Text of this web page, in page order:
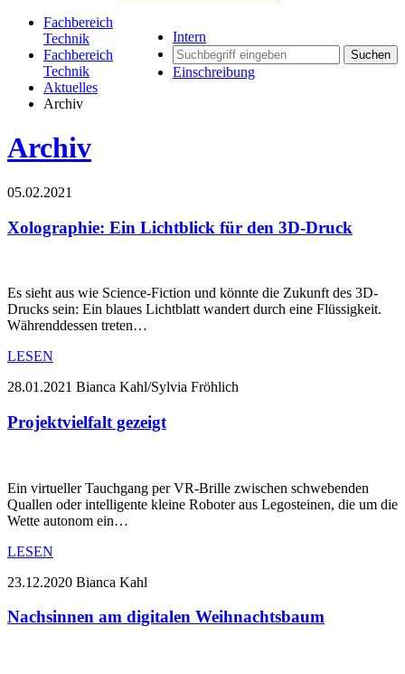
Intern
Suchen
Einschreibung
Fachbereich
Technik
Fachbereich
Technik
Aktuelles
Archiv
Archiv
05.02.2021
Xolographie: Ein Lichtblick für den 3D-Druck
Es sieht aus wie Science-Fiction und könnte die Zukunft des 3D-
Drucks sein: Ein blaues Lichtblatt wandert durch eine Flüssigkeit.
Währenddessen treten…
LESEN
28.01.2021 Bianca Kahl/Sylvia Fröhlich
Projektvielfalt gezeigt
Ein virtueller Tauchgang per VR-Brille zwischen schwebenden
Quallen oder intelligente kleine Roboter aus Legosteinen, die um die
Wette autonom ein…
LESEN
23.12.2020 Bianca Kahl
Nachsinnen am digitalen Weihnachtsbaum